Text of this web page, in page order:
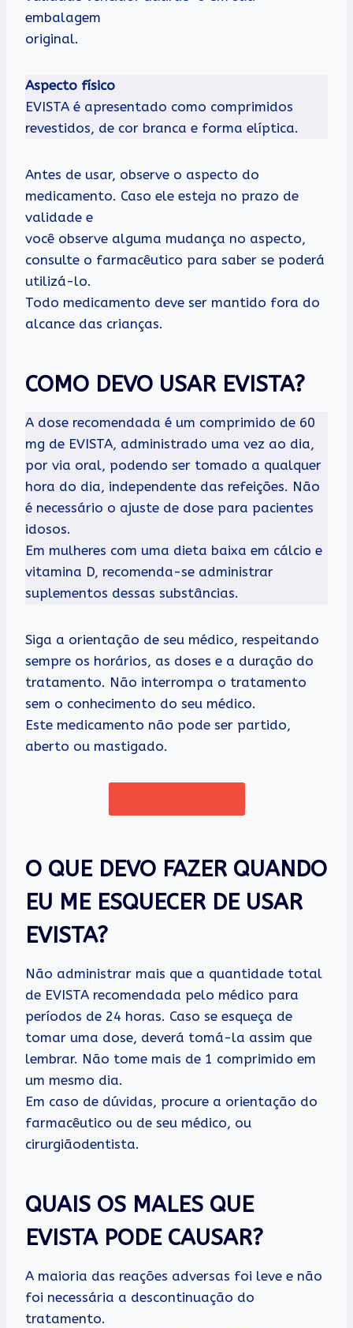
embalagem
original.
Aspecto físico
EVISTA é apresentado como comprimidos
revestidos, de cor branca e forma elíptica.
Antes de usar, observe o aspecto do
medicamento. Caso ele esteja no prazo de
validade e
você observe alguma mudança no aspecto,
consulte o farmacêutico para saber se poderá
utilizá-lo.
Todo medicamento deve ser mantido fora do
alcance das crianças.
COMO DEVO USAR EVISTA?
A dose recomendada é um comprimido de 60
mg de EVISTA, administrado uma vez ao dia,
por via oral, podendo ser tomado a qualquer
hora do dia, independente das refeições. Não
é necessário o ajuste de dose para pacientes
idosos.
Em mulheres com uma dieta baixa em cálcio e
vitamina D, recomenda-se administrar
suplementos dessas substâncias.
Siga a orientação de seu médico, respeitando
sempre os horários, as doses e a duração do
tratamento. Não interrompa o tratamento
sem o conhecimento do seu médico.
Este medicamento não pode ser partido,
aberto ou mastigado.
O QUE DEVO FAZER QUANDO
EU ME ESQUECER DE USAR
EVISTA?
Não administrar mais que a quantidade total
de EVISTA recomendada pelo médico para
períodos de 24 horas. Caso se esqueça de
tomar uma dose, deverá tomá-la assim que
lembrar. Não tome mais de 1 comprimido em
um mesmo dia.
Em caso de dúvidas, procure a orientação do
farmacêutico ou de seu médico, ou
cirurgiãodentista.
QUAIS OS MALES QUE
EVISTA PODE CAUSAR?
A maioria das reações adversas foi leve e não
foi necessária a descontinuação do
tratamento.